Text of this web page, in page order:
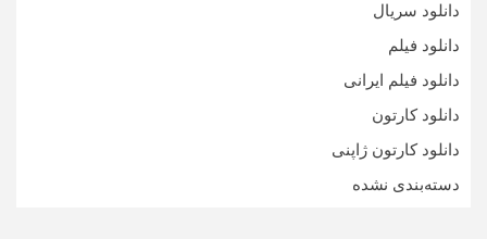
دانلود سریال
دانلود فیلم
دانلود فیلم ایرانی
دانلود کارتون
دانلود کارتون ژاپنی
دسته‌بندی نشده